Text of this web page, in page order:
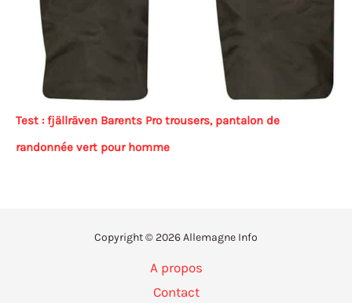
Test : fjällräven Barents Pro trousers, pantalon de
randonnée vert pour homme
Copyright © 2026 Allemagne Info
A propos
Contact